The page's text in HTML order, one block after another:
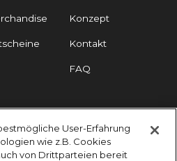
Konzept
Kontakt
FAQ
- Saily Food Service GmbH
vorbehalten
User-Erfahrung
wie z.B. Cookies
von Drittparteien bereit